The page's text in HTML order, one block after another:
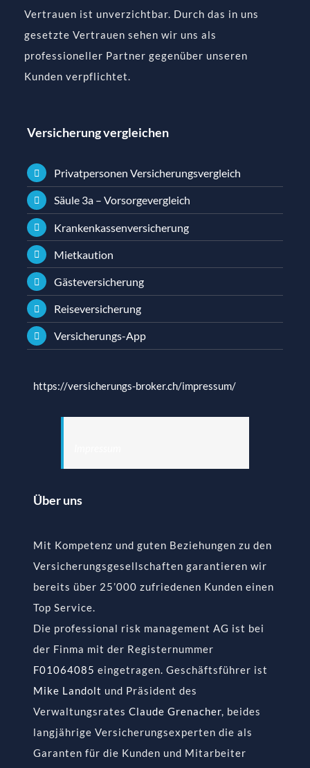
Vertrauen ist unverzichtbar. Durch das in uns
gesetzte Vertrauen sehen wir uns als
professioneller Partner gegenüber unseren
Kunden verpflichtet.
Versicherung vergleichen
Privatpersonen Versicherungsvergleich
Säule 3a – Vorsorgevergleich
Krankenkassenversicherung
Mietkaution
Gästeversicherung
Reiseversicherung
Versicherungs-App
https://versicherungs-broker.ch/impressum/
Über uns
Mit Kompetenz und guten Beziehungen zu den
Versicherungsgesellschaften garantieren wir
bereits über 25’000 zufriedenen Kunden einen
Top Service.
Die professional risk management AG ist bei
der Finma mit der Registernummer
F01064085 eingetragen. Geschäftsführer ist
Mike Landolt und Präsident des
Verwaltungsrates Claude Grenacher, beides
langjährige Versicherungsexperten die als
Garanten für die Kunden und Mitarbeiter